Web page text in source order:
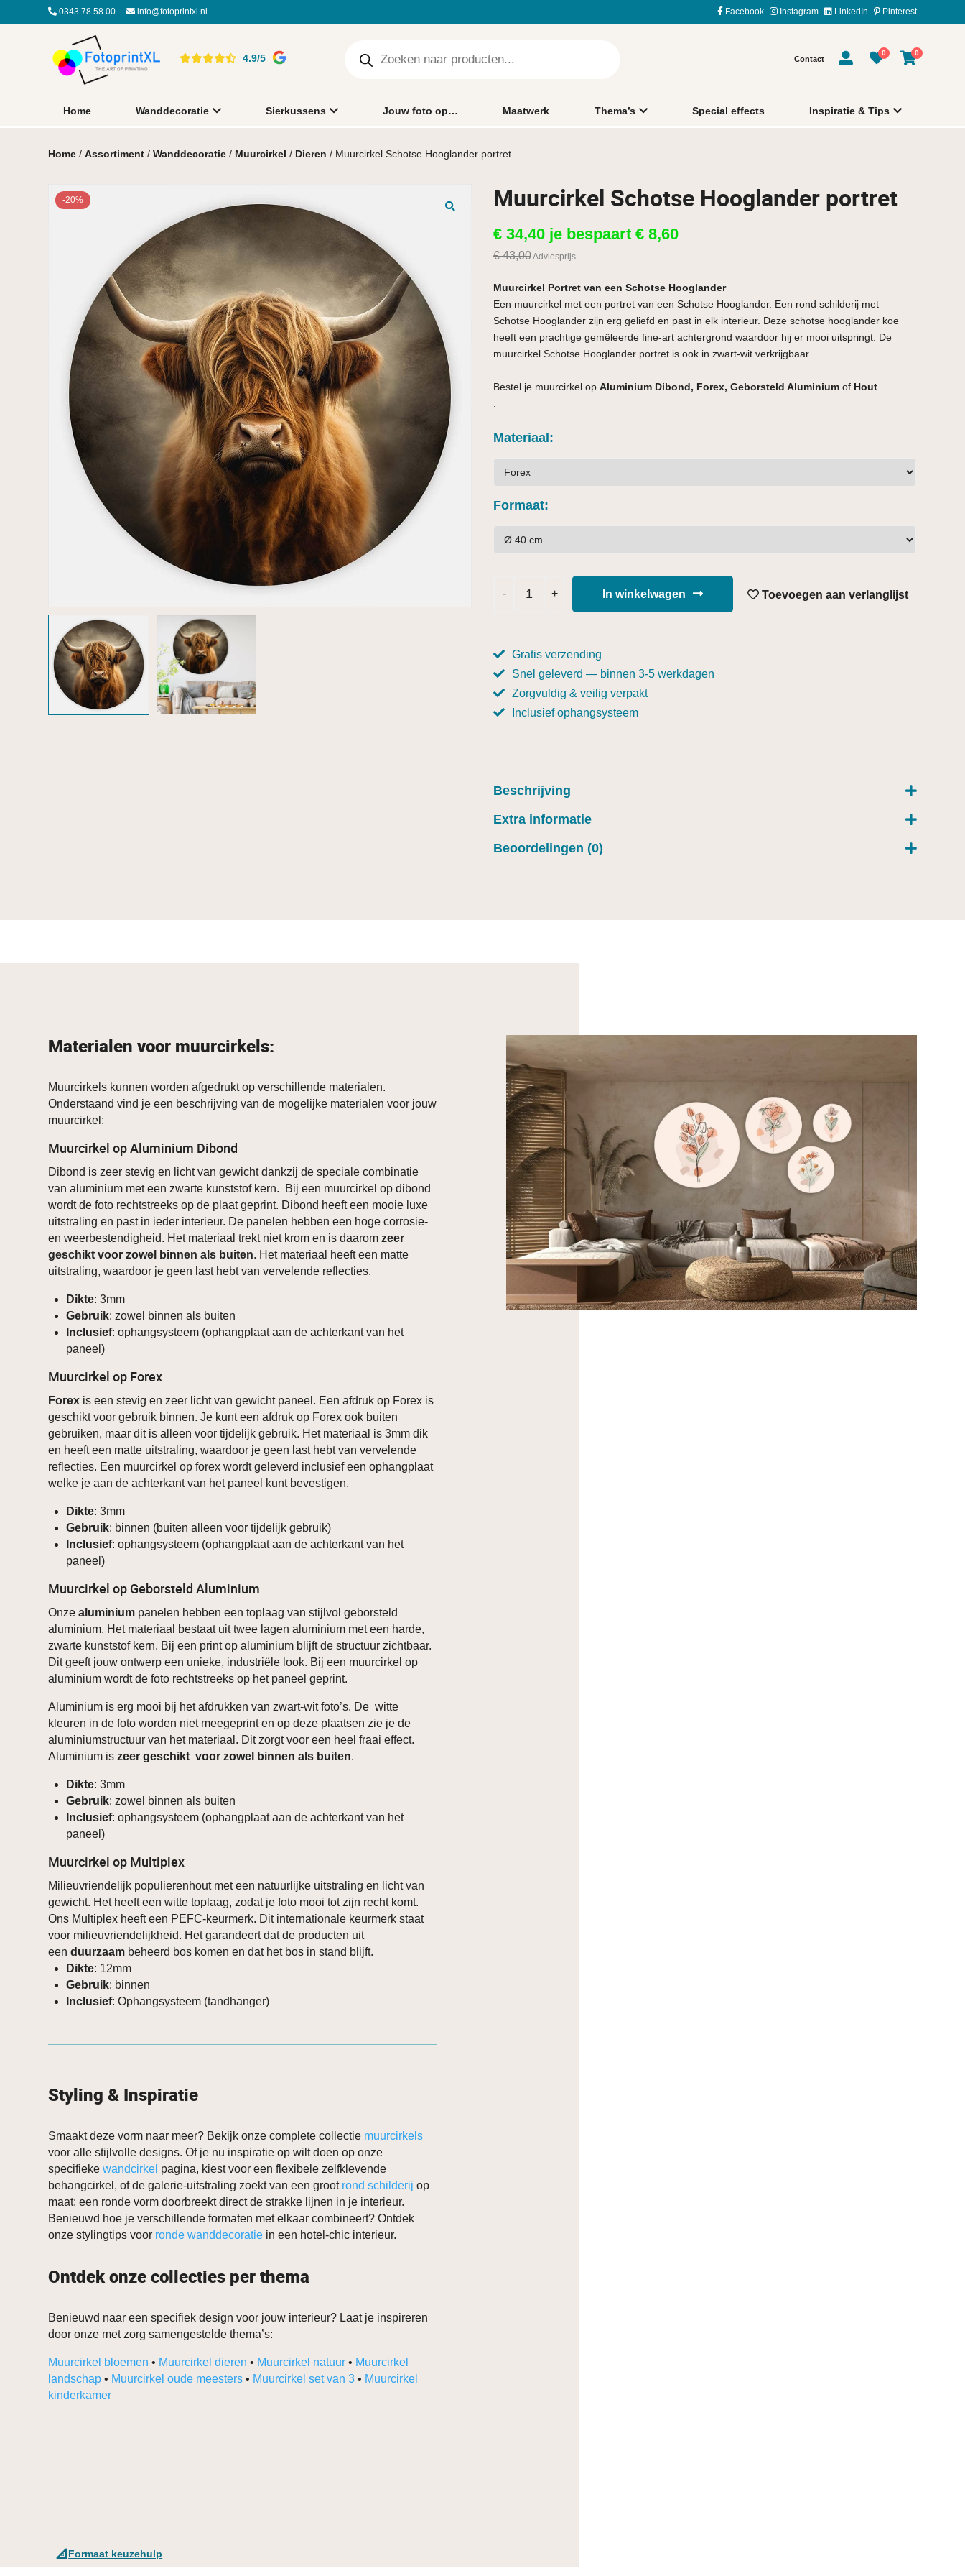
0343 78 58 00 info@fotoprintxl.nl Facebook Instagram LinkedIn Pinterest
4.9/5 Contact
0 0
Home Wanddecoratie Sierkussens Jouw foto op… Maatwerk Thema’s Special effects Inspiratie & Tips
Home /Assortiment /Wanddecoratie / Muurcirkel / Dieren / Muurcirkel Schotse Hooglander portret
-20% Muurcirkel Schotse Hooglander portret
€ 34,40 je bespaart € 8,60
€43,00Adviesprijs
Muurcirkel Portret van een Schotse Hooglander
Een muurcirkel met een portret van een Schotse Hooglander. Een rond schilderij met
Schotse Hooglander zijn erg geliefd en past in elk interieur. Deze schotse hooglander koe
heeft een prachtige gemêleerde fine-art achtergrond waardoor hij er mooi uitspringt. De
muurcirkel Schotse Hooglander portret is ook in zwart-wit verkrijgbaar.
Bestel je muurcirkel op Aluminium Dibond, Forex, Geborsteld Aluminium of Hout
Materiaal
Formaat
In winkelwagen Toevoegen aan verlanglijst
Gratis verzending
Snel geleverd — binnen 3-5 werkdagen
Zorgvuldig & veilig verpakt
Inclusief ophangsysteem
Beschrijving
Extra informatie
Beoordelingen (0)
Materialen voor muurcirkels:
Muurcirkels kunnen worden afgedrukt op verschillende materialen.
Onderstaand vind je een beschrijving van de mogelijke materialen voor jouw
muurcirkel:
Muurcirkel op Aluminium Dibond
Dibond is zeer stevig en licht van gewicht dankzij de speciale combinatie
van aluminium met een zwarte kunststof kern. Bij een muurcirkel op dibond
wordt de foto rechtstreeks op de plaat geprint. Dibond heeft een mooie luxe
uitstraling en past in ieder interieur. De panelen hebben een hoge corrosie-
en weerbestendigheid. Het materiaal trekt niet krom en is daarom zeer
geschikt voor zowel binnen als buiten. Het materiaal heeft een matte
uitstraling, waardoor je geen last hebt van vervelende reflecties.
Dikte: 3mm
Gebruik: zowel binnen als buiten
Inclusief: ophangsysteem (ophangplaat aan de achterkant van het
paneel)
Muurcirkel op Forex
Forex is een stevig en zeer licht van gewicht paneel. Een afdruk op Forex is
geschikt voor gebruik binnen. Je kunt een afdruk op Forex ook buiten
gebruiken, maar dit is alleen voor tijdelijk gebruik. Het materiaal is 3mm dik
en heeft een matte uitstraling, waardoor je geen last hebt van vervelende
reflecties. Een muurcirkel op forex wordt geleverd inclusief een ophangplaat
welke je aan de achterkant van het paneel kunt bevestigen.
Dikte: 3mm
Gebruik: binnen (buiten alleen voor tijdelijk gebruik)
Inclusief: ophangsysteem (ophangplaat aan de achterkant van het
paneel)
Muurcirkel op Geborsteld Aluminium
Onzealuminium panelen hebben een toplaag van stijlvol geborsteld
aluminium. Het materiaal bestaat uit twee lagen aluminium met een harde,
zwarte kunststof kern. Bij een print op aluminium blijft de structuur zichtbaar.
Dit geeft jouw ontwerp een unieke, industriële look. Bij een muurcirkel op
aluminium wordt de foto rechtstreeks op het paneel geprint.
Aluminium is erg mooi bij het afdrukken van zwart-wit foto’s. De witte
kleuren in de foto worden niet meegeprint en op deze plaatsen zie je de
aluminiumstructuur van het materiaal. Dit zorgt voor een heel fraai effect.
Aluminium iszeer geschikt voor zowel binnen als buiten.
Dikte: 3mm
Gebruik: zowel binnen als buiten
Inclusief: ophangsysteem (ophangplaat aan de achterkant van het
paneel)
Muurcirkel op Multiplex
Milieuvriendelijk populierenhout met een natuurlijke uitstraling en licht van
gewicht. Het heeft een witte toplaag, zodat je foto mooi tot zijn recht komt.
Ons Multiplex heeft een PEFC-keurmerk. Dit internationale keurmerk staat
voor milieuvriendelijkheid. Het garandeert dat de producten uit
eenduurzaam beheerd bos komen en dat het bos in stand blijft.
Dikte: 12mm
Gebruik: binnen
Inclusief: Ophangsysteem (tandhanger)
Styling & Inspiratie
Smaakt deze vorm naar meer? Bekijk onze complete collectie muurcirkels
voor alle stijlvolle designs. Of je nu inspiratie op wilt doen op onze
specifiekewandcirkel pagina, kiest voor een flexibele zelfklevende
behangcirkel, of de galerie-uitstraling zoekt van een groot rond schilderij op
maat; een ronde vorm doorbreekt direct de strakke lijnen in je interieur.
Benieuwd hoe je verschillende formaten met elkaar combineert? Ontdek
onze stylingtips voor ronde wanddecoratie in een hotel-chic interieur.
Ontdek onze collecties per thema
Benieuwd naar een specifiek design voor jouw interieur? Laat je inspireren
door onze met zorg samengestelde thema’s:
Muurcirkel bloemen • Muurcirkel dieren • Muurcirkel natuur • Muurcirkel
landschap • Muurcirkel oude meesters • Muurcirkel set van 3 • Muurcirkel
kinderkamer
Formaat keuzehulp